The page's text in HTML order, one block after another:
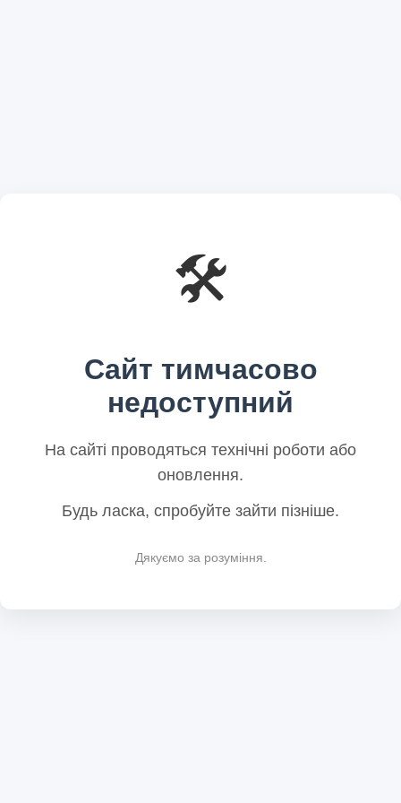
🛠️
Сайт тимчасово
недоступний
На сайті проводяться технічні роботи або
оновлення.
Будь ласка, спробуйте зайти пізніше.
Дякуємо за розуміння.